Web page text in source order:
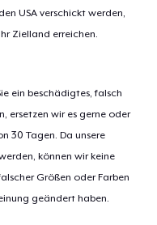
USA verschickt werden,
Zielland erreichen.
ein beschädigtes, falsch
ersetzen wir es gerne oder
30 Tagen. Da unsere
können wir keine
Größen oder Farben
geändert haben.